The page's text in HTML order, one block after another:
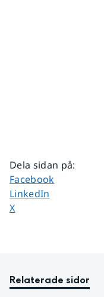
Dela sidan på:
Dela sidan på
Facebook
Dela sidan på
LinkedIn
Dela sidan på
X
Relaterade sidor